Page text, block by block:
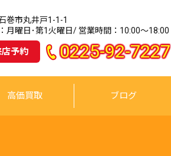
巻市丸井戸1-1-1
月曜日･第1火曜日/ 営業時間：10:00～18:00
店予約 0225-92-7227
高価買取 ブログ